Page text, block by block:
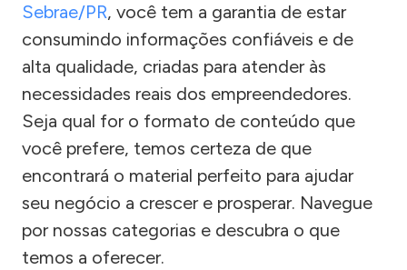
Sebrae/PR, você tem a garantia de estar
consumindo informações confiáveis e de
alta qualidade, criadas para atender às
necessidades reais dos empreendedores.
Seja qual for o formato de conteúdo que
você prefere, temos certeza de que
encontrará o material perfeito para ajudar
seu negócio a crescer e prosperar. Navegue
por nossas categorias e descubra o que
temos a oferecer.